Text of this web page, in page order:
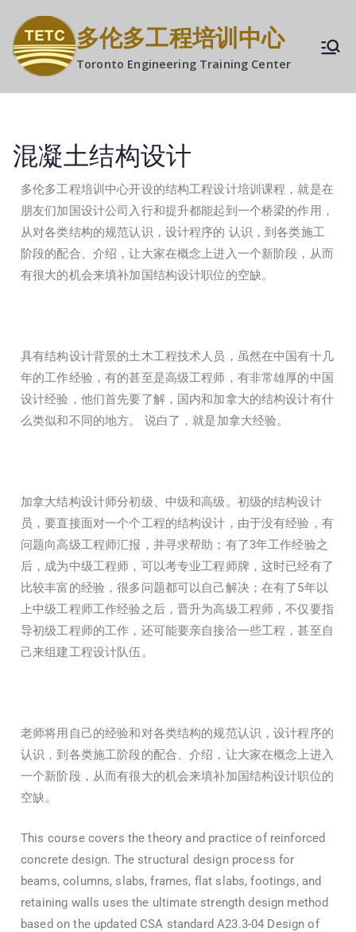
多伦多工程培训中心
Toronto Engineering Training Center
混凝土结构设计
多伦多工程培训中心开设的结构工程设计培训课程，就是在
朋友们加国设计公司入行和提升都能起到一个桥梁的作用，
从对各类结构的规范认识，设计程序的 认识，到各类施工
阶段的配合、介绍，让大家在概念上进入一个新阶段，从而
有很大的机会来填补加国结构设计职位的空缺。
具有结构设计背景的土木工程技术人员，虽然在中国有十几
年的工作经验，有的甚至是高级工程师，有非常雄厚的中国
设计经验，他们首先要了解，国内和加拿大的结构设计有什
么类似和不同的地方。 说白了，就是加拿大经验。
加拿大结构设计师分初级、中级和高级。初级的结构设计
员，要直接面对一个个工程的结构设计，由于没有经验，有
问题向高级工程师汇报，并寻求帮助；有了3年工作经验之
后，成为中级工程师，可以考专业工程师牌，这时已经有了
比较丰富的经验，很多问题都可以自己解决；在有了5年以
上中级工程师工作经验之后，晋升为高级工程师，不仅要指
导初级工程师的工作，还可能要亲自接洽一些工程，甚至自
己来组建工程设计队伍。
老师将用自己的经验和对各类结构的规范认识，设计程序的
认识，到各类施工阶段的配合、介绍，让大家在概念上进入
一个新阶段，从而有很大的机会来填补加国结构设计职位的
空缺。
This course covers the theory and practice of reinforced
concrete design. The structural design process for
beams, columns, slabs, frames, flat slabs, footings, and
retaining walls uses the ultimate strength design method
based on the updated CSA standard A23.3-04 Design of